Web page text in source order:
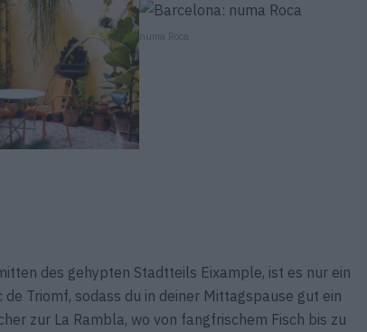
numa Roca
des gehypten Stadtteils Eixample, ist es nur ein
Triomf, sodass du in deiner Mittagspause gut ein
zur La Rambla, wo von fangfrischem Fisch bis zu